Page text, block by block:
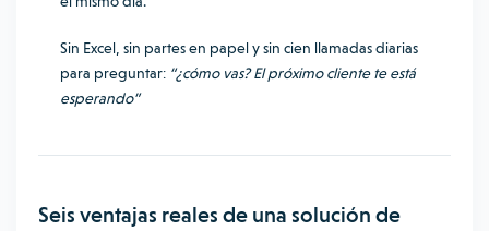
Sin Excel, sin partes en papel y sin cien llamadas diarias
para preguntar: “¿cómo vas? El próximo cliente te está
esperando”
Seis ventajas reales de una solución de